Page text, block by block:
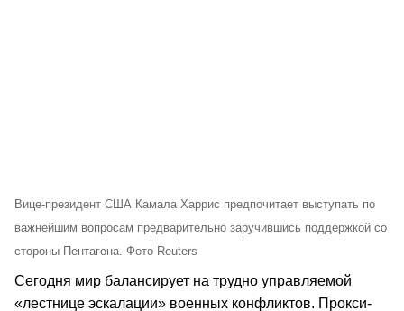
Вице-президент США Камала Харрис предпочитает выступать по
важнейшим вопросам предварительно заручившись поддержкой со
стороны Пентагона. Фото Reuters
Сегодня мир балансирует на трудно управляемой
«лестнице эскалации» военных конфликтов. Прокси-